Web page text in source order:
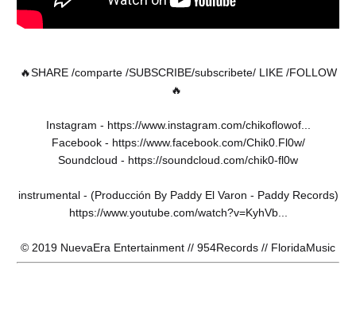
🔥SHARE /comparte /SUBSCRIBE/subscribete/ LIKE /FOLLOW
🔥
Instagram - https://www.instagram.com/chikoflowof...
Facebook - https://www.facebook.com/Chik0.Fl0w/
Soundcloud - https://soundcloud.com/chik0-fl0w
instrumental - (Producción By Paddy El Varon - Paddy Records)
https://www.youtube.com/watch?v=KyhVb...
© 2019 NuevaEra Entertainment // 954Records // FloridaMusic